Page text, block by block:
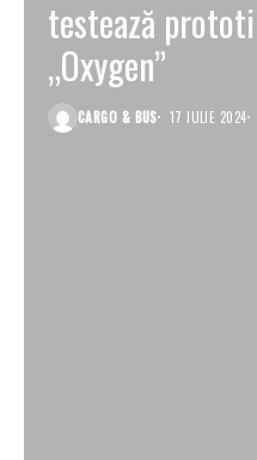
testează
„Oxygen”
CARGO & BUS 17 IULIE 2024